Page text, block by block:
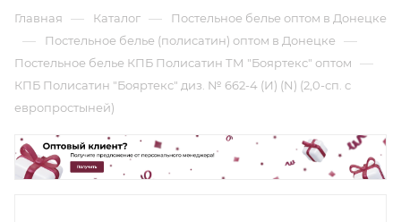
Главная — Каталог — Постельное белье оптом в Донецке
— Постельное белье (полисатин) оптом в Донецке —
Постельное белье КПБ Полисатин ТМ "Бояртекс" оптом —
КПБ Полисатин "Бояртекс" диз. № 662-4 (И) (N) (2,0-сп. с
европростыней)